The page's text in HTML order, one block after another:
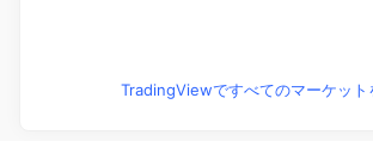
TradingViewですべてのマーケット